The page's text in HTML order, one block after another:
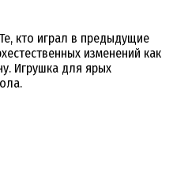
кто играл в предыдущие
изменений как
Игрушка для ярых